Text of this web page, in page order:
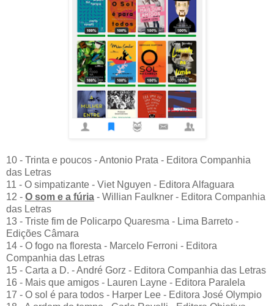
10 - Trinta e poucos - Antonio Prata - Editora Companhia
das Letras
11 - O simpatizante - Viet Nguyen - Editora Alfaguara
12 - O som e a fúria - Willian Faulkner - Editora Companhia
das Letras
13 - Triste fim de Policarpo Quaresma - Lima Barreto -
Edições Câmara
14 - O fogo na floresta - Marcelo Ferroni - Editora
Companhia das Letras
15 - Carta a D. - André Gorz - Editora Companhia das Letras
16 - Mais que amigos - Lauren Layne - Editora Paralela
17 - O sol é para todos - Harper Lee - Editora José Olympio